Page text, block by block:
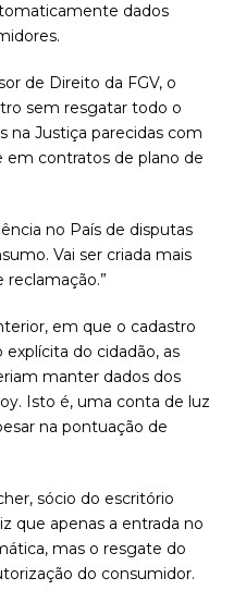
dados
de Direito da FGV, o
sem resgatar todo o
na Justiça parecidas com
contratos de plano de
no País de disputas
Vai ser criada mais
em que o cadastro
do cidadão, as
manter dados dos
Isto é, uma conta de luz
na pontuação de
sócio do escritório
que apenas a entrada no
mas o resgate do
do consumidor.